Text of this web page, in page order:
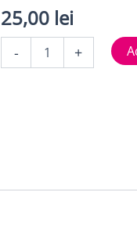
25,00 lei
-
BOOSTER
+